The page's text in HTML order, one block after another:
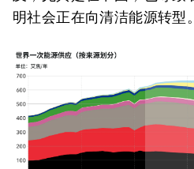
明社会正在向清洁能源转型。